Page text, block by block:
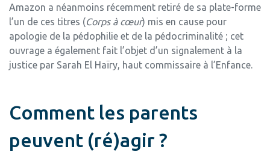
Amazon a néanmoins récemment retiré de sa plate-forme
l’un de ces titres (Corps à cœur) mis en cause pour
apologie de la pédophilie et de la pédocriminalité ; cet
ouvrage a également fait l’objet d’un signalement à la
justice par Sarah El Haïry, haut commissaire à l’Enfance.
Comment les parents
peuvent (ré)agir ?